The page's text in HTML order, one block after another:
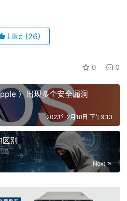
Like (26)
0 0
）出现多个安全漏洞
2023年2月18日 下午9:13
区别
Next